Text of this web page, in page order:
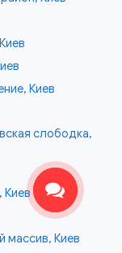
Киев
слободка,
Киев
массив, Киев